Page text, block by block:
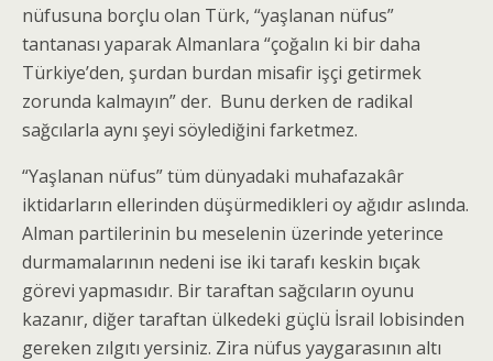
nüfusuna borçlu olan Türk, “yaşlanan nüfus”
tantanası yaparak Almanlara “çoğalın ki bir daha
Türkiye’den, şurdan burdan misafir işçi getirmek
zorunda kalmayın” der. Bunu derken de radikal
sağcılarla aynı şeyi söylediğini farketmez.
“Yaşlanan nüfus” tüm dünyadaki muhafazakâr
iktidarların ellerinden düşürmedikleri oy ağıdır aslında.
Alman partilerinin bu meselenin üzerinde yeterince
durmamalarının nedeni ise iki tarafı keskin bıçak
görevi yapmasıdır. Bir taraftan sağcıların oyunu
kazanır, diğer taraftan ülkedeki güçlü İsrail lobisinden
gereken zılgıtı yersiniz. Zira nüfus yaygarasının altı